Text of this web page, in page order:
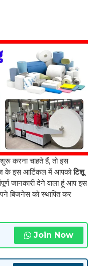
करना चाहते हैं, तो इस
के इस आर्टिकल में आपकोटिशू
जानकारी देने वाला हूं आप इस
बिजनेस को स्थापित कर
Join Now